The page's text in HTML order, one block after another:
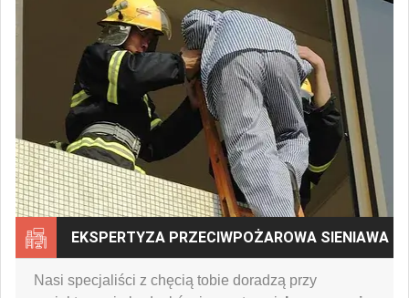
EKSPERTYZA PRZECIWPOŻAROWA SIENIAWA
Nasi specjaliści z chęcią tobie doradzą przy